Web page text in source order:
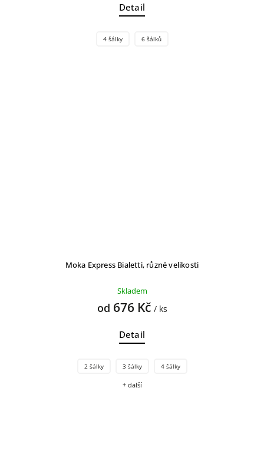
Detail
4 šálky 6 šálků
Moka Express Bialetti, různé velikosti
Skladem
od 676 Kč / ks
Detail
2 šálky 3 šálky 4 šálky
+ další